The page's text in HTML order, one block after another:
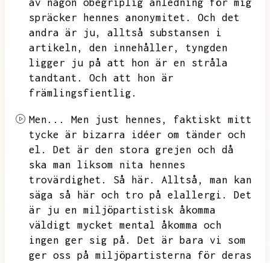
av någon obegriplig anledning för mig
spräcker hennes anonymitet.
Och det
andra är ju,
alltså substansen i
artikeln,
den innehåller,
tyngden
ligger ju på att hon är en stråla
tandtant.
Och att hon är
främlingsfientlig.
Men... Men just hennes,
faktiskt mitt
tycke är bizarra idéer om tänder och
el.
Det är den stora grejen och då
ska man liksom nita hennes
trovärdighet.
Så här. Alltså,
man kan
säga så här och tro på elallergi.
Det
är ju en miljöpartistisk åkomma
väldigt mycket mental åkomma och
ingen ger sig på.
Det är bara vi som
ger oss på miljöpartisterna för deras